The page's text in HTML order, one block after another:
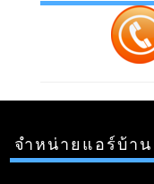
จำหน่ายแอร์บ้าน